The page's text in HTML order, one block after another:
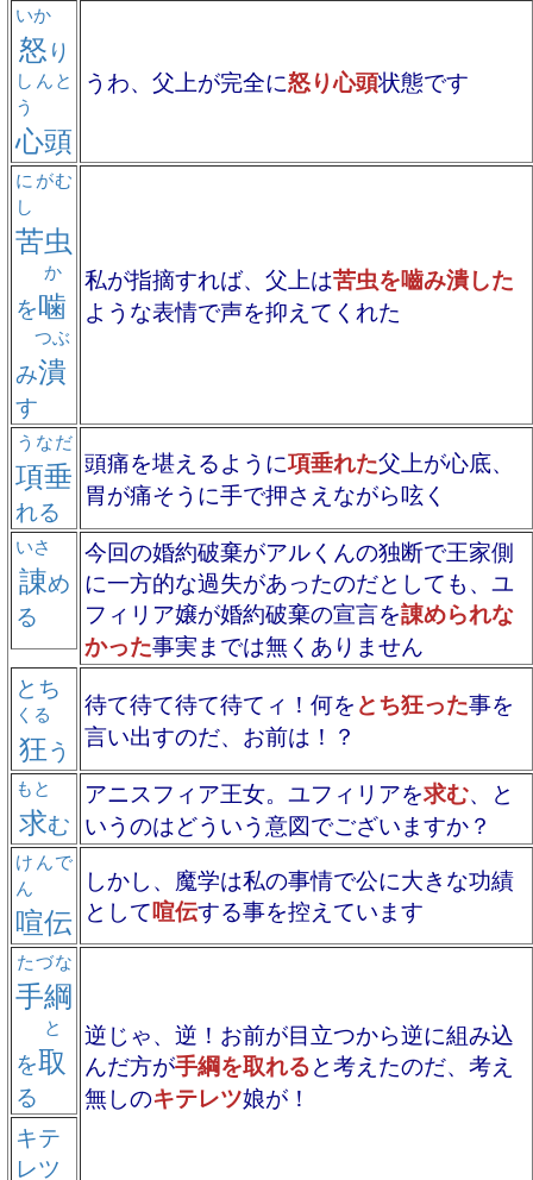
怒
いか
り
心頭
しんと
う
うわ、父上が完全に怒り心頭状態です
苦虫
にがむ
し
を噛
か
み潰
つぶ
す
私が指摘すれば、父上は苦虫を嚙み潰した
ような表情で声を抑えてくれた
項垂
うなだ
れる
頭痛を堪えるように項垂れた父上が心底、
胃が痛そうに手で押さえながら呟く
諌
いさ
め
る
今回の婚約破棄がアルくんの独断で王家側
に一方的な過失があったのだとしても、ユ
フィリア嬢が婚約破棄の宣言を諌められな
かった事実までは無くありません
とち
狂
くる
う
待て待て待て待てィ！何をとち狂った事を
言い出すのだ、お前は！？
求
もと
む
アニスフィア王女。ユフィリアを求む、と
いうのはどういう意図でございますか？
喧伝
けんで
ん
しかし、魔学は私の事情で公に大きな功績
として喧伝する事を控えています
手綱
たづな
を取
と
る
逆じゃ、逆！お前が目立つから逆に組み込
んだ方が手綱を取れると考えたのだ、考え
無しのキテレツ娘が！
キテ
レツ